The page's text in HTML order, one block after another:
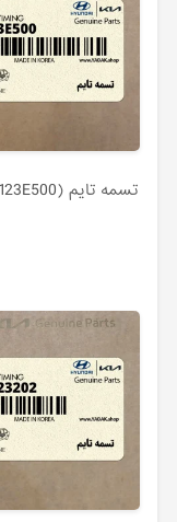
تسمه تايم (243123E500) کیا